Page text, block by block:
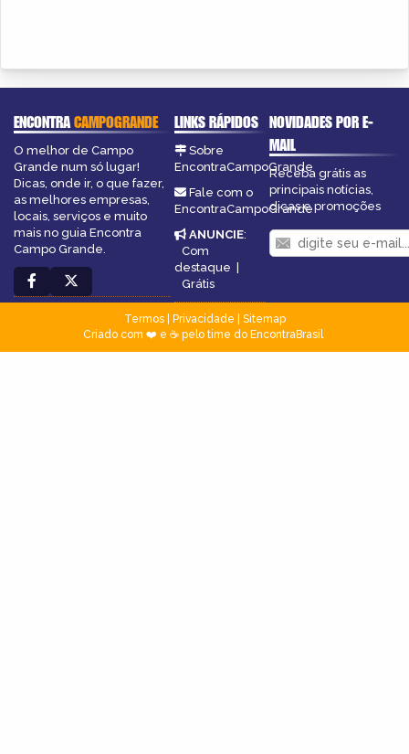
ENCONTRACAMPOGRANDE
O melhor de Campo
Grande num só lugar!
Dicas, onde ir, o que fazer,
as melhores empresas,
locais, serviços e muito
mais no guia Encontra
Campo Grande.
LINKS RÁPIDOS
Sobre
EncontraCampoGrande
Fale com o
EncontraCampoGrande
ANUNCIE:
Com
destaque |
Grátis
NOVIDADES POR E-
MAIL
Receba grátis as
principais notícias,
dicas e promoções
Termos| Privacidade
Sitemap
Criado com ❤️ e ☕ pelo time do EncontraBrasil